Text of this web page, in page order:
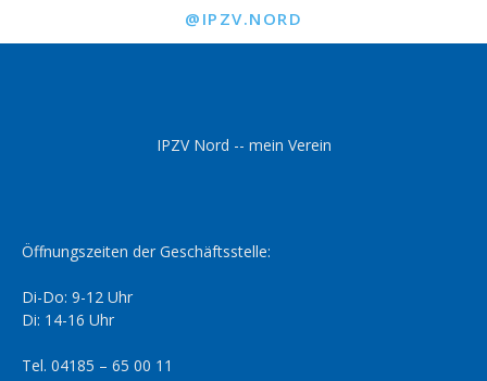
@IPZV.NORD
IPZV Nord -- mein Verein
Öffnungszeiten der Geschäftsstelle:
Di-Do: 9-12 Uhr
Di: 14-16 Uhr
Tel. 04185 – 65 00 11